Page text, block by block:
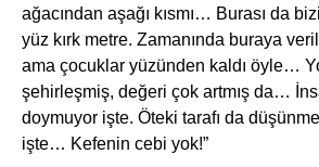
ağacından aşağı kısmı… Burası da
yüz kırk metre. Zamanında buraya
ama çocuklar yüzünden kaldı öyle…
şehirleşmiş, değeri çok artmış da…
doymuyor işte. Öteki tarafı da
işte… Kefenin cebi yok!”